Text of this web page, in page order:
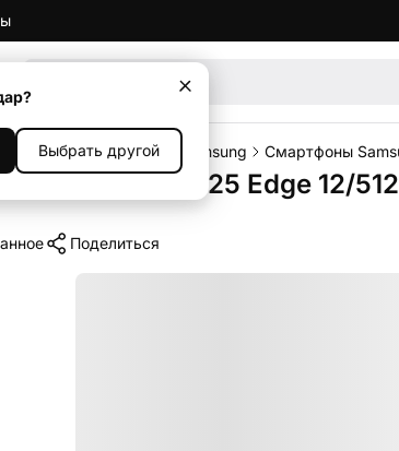
Выбрать другой
Смартфоны Samsung Смартфоны
Galaxy S25 Edge 12/
Поделиться